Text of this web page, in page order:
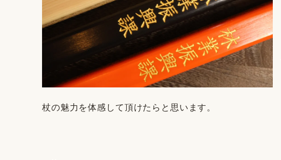
杖の魅力を体感して頂けたらと思います。